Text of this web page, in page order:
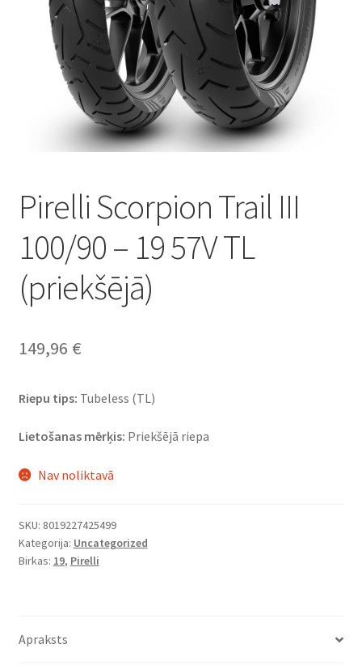
Pirelli Scorpion Trail III
100/90 – 19 57V TL
(priekšējā)
149,96 €
Riepu tips: Tubeless (TL)
Lietošanas mērķis: Priekšējā riepa
Nav noliktavā
SKU: 8019227425499
Kategorija: Uncategorized
Birkas: 19, Pirelli
Apraksts